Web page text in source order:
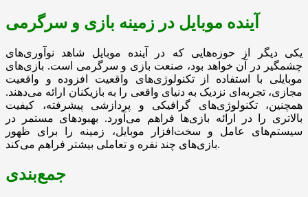
آینده موبایل در زمینه بازی و سرگرمی
یکی دیگر از حوزه‌هایی که در آینده موبایل شاهد نوآوری‌های
چشمگیر در آن خواهد بود، صنعت بازی و سرگرمی است. بازی‌های
موبایلی با استفاده از تکنولوژی‌های واقعیت افزوده و واقعیت
مجازی، تجربه‌ای نزدیک به دنیای واقعی را به بازیکنان ارائه می‌دهند.
همچنین، تکنولوژی‌های گرافیکی و پردازشی پیشرفته، کیفیت
بالاتری را در ارائه بازی‌ها فراهم می‌آورد. بهبود‌های مستمر در
سیستم‌های عامل و سخت‌افزار موبایل، زمینه را برای ظهور
بازی‌های چند نفره و تعاملی بیشتر فراهم می‌کند.
جمع‌بندی